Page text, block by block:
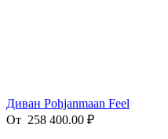
Диван Pohjanmaan Feel
От 258 400.00 ₽